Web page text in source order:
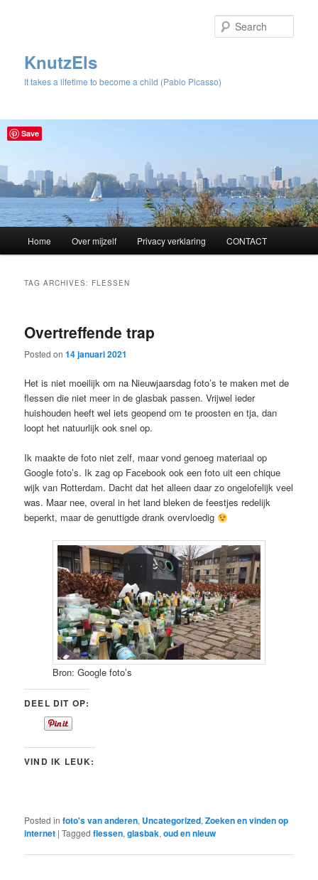
KnutzEls
It takes a lifetime to become a child (Pablo Picasso)
Skip
content
Skip
content
Home Over mijzelf Privacy verklaring CONTACT
TAG ARCHIVES: FLESSEN
Overtreffende trap
Posted on14 januari 2021
Het is niet moeilijk om na Nieuwjaarsdag foto’s te maken met de
flessen die niet meer in de glasbak passen. Vrijwel ieder
huishouden heeft wel iets geopend om te proosten en tja, dan
loopt het natuurlijk ook snel op.
Ik maakte de foto niet zelf, maar vond genoeg materiaal op
Google foto’s. Ik zag op Facebook ook een foto uit een chique
wijk van Rotterdam. Dacht dat het alleen daar zo ongelofelijk veel
was. Maar nee, overal in het land bleken de feestjes redelijk
beperkt, maar de genuttigde drank overvloedig
Bron: Google foto’s
DEEL DIT OP:
VIND IK LEUK:
Posted in foto's van anderen, Uncategorized,Zoeken en vinden op
internet |Tagged flessen,glasbak,oud en nieuw
Save